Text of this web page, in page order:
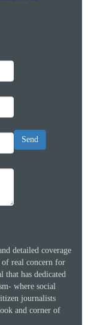
Send
detailed coverage
of real concern for
that has dedicated
where social
journalists
and corner of